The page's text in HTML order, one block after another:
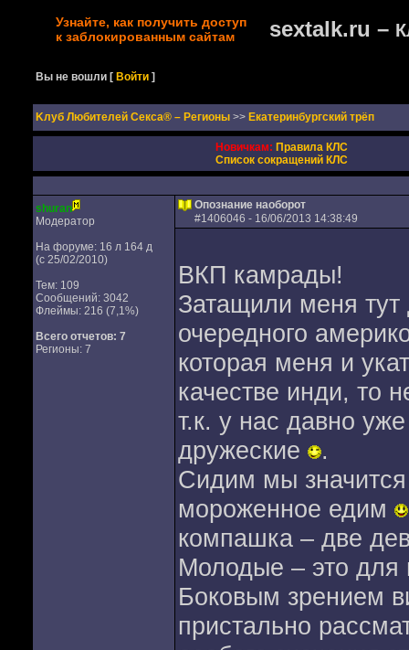
Узнайте, как получить доступ
к заблокированным сайтам
sextalk.ru –
Вы не вошли [Войти ]
Kлуб Любителей Секса® – Регионы >> Екатеринбургский трёп
Новичкам: Правила КЛС
Список сокращений КЛС
shuran
Модератор
На форуме: 16 л 164 д
(с 25/02/2010)
Тем: 109
Сообщений: 3042
Флеймы: 216 (7,1%)
Всего отчетов: 7
Регионы: 7
Опознание наоборот
#1406046 - 16/06/2013 14:38:49
ВКП камрады!
Затащили меня тут
очередного
которая меня и
качестве инди, то
т.к. у нас давно
дружеские
.
Сидим мы
мороженное едим
компашка – две
Молодые – это для
Боковым зрением
пристально